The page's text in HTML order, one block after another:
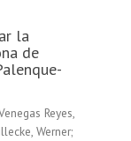
la
de
Reyes,
Werner;